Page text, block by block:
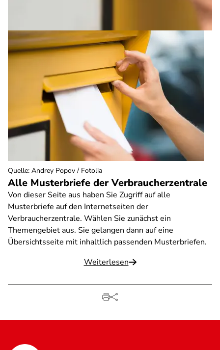
Alle Musterbriefe der Verbraucherzentrale
Von dieser Seite aus haben Sie Zugriff auf alle
Musterbriefe auf den Internetseiten der
Verbraucherzentrale. Wählen Sie zunächst ein
Themengebiet aus. Sie gelangen dann auf eine
Übersichtsseite mit inhaltlich passenden Musterbriefen.
Weiterlesen
Quelle: Andrey Popov / Fotolia